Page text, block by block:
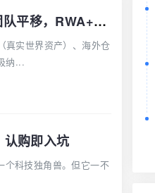
紧急预警｜远航DAO Voyage：8月下旬长沙启动大会，旧盘团队平移，RWA+大宗商品包装——又是庞氏滚盘的老剧本
真实世界资产）、海外仓
纳...
购即入坑
科技独角兽。但它一不